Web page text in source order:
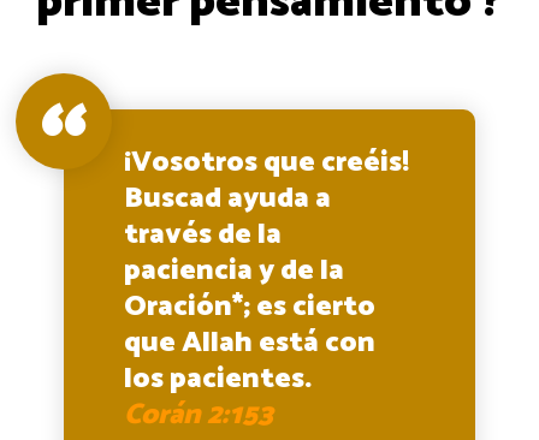
¡Vosotros que creéis!
Buscad ayuda a
través de la
paciencia y de la
Oración*; es cierto
que Allah está con
los pacientes.
Corán 2:153